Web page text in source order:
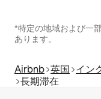
*特定の地域および一
あります。
Airbnb 英国 イン
長期滞在